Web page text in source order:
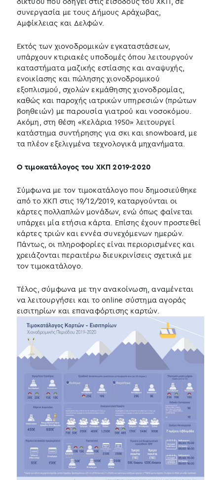
συνεργασία με τους Δήμους Αράχωβας,
Αμφίκλειας και Δελφών.
Εκτός των χιονοδρομικών εγκαταστάσεων,
υπάρχουν κτιριακές υποδομές όπου λειτουργούν
καταστήματα μαζικής εστίασης και αναψυχής,
ενοικίασης και πώλησης χιονοδρομικού
εξοπλισμού, σχολών εκμάθησης χιονοδρομίας,
καθώς και παροχής ιατρικών υπηρεσιών (πρώτων
βοηθειών) με παρουσία γιατρού και νοσοκόμου.
Ακόμη, στη θέση «Κελάρια 1950» λειτουργεί
κατάστημα συντήρησης για σκι και snowboard, με
τα πλέον εξελιγμένα τεχνολογικά μηχανήματα.
Ο τιμοκατάλογος του ΧΚΠ 2019-2020
Σύμφωνα με τον τιμοκατάλογο που δημοσιεύθηκε
από το ΧΚΠ στις 19/12/2019, καταργούνται οι
κάρτες πολλαπλών μονάδων, ενώ όπως φαίνεται
υπάρχει μία ετήσια κάρτα. Επίσης έχουν προστεθεί
κάρτες τριών και εννέα συνεχόμενων ημερών.
Πάντως, οι πληροφορίες είναι περιορισμένες και
χρειάζονται περαιτέρω διευκρινίσεις σχετικά με
τον τιμοκατάλογο.
Τέλος, σύμφωνα με την ανακοίνωση, αναμένεται
να λειτουργήσει και το online σύστημα αγοράς
εισιτηρίων και επαναφόρτισης καρτών.